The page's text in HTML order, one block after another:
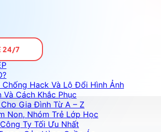
Hack Và Lộ Đổi Hình Ảnh
Cách Khắc Phục
Gia Đình Từ A – Z
Non, Nhóm Trẻ Lớp Học
Ty Tối Ưu Nhất
24/7